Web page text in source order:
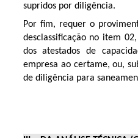
supridos por diligência.
Por fim, requer o
desclassificação no item
dos atestados de
empresa ao certame, ou,
de diligência para